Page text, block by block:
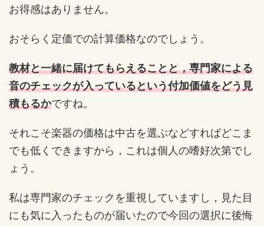
お得感はありません。
おそらく定価での計算価格なのでしょう。
教材と一緒に届けてもらえることと，専門家による
音のチェックが入っているという付加価値をどう見
積もるかですね。
それこそ楽器の価格は中古を選ぶなどすればどこま
でも低くできますから，これは個人の嗜好次第でし
ょう。
私は専門家のチェックを重視していますし，見た目
にも気に入ったものが届いたので今回の選択に後悔